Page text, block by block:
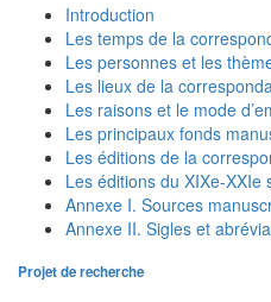
Introduction
Les temps de la
Les personnes et les
Les lieux de la
Les raisons et le mode
Les principaux fonds
Les éditions de la
Les éditions du XIXe-XXIe
Annexe I. Sources
Annexe II. Sigles et
Projet de recherche